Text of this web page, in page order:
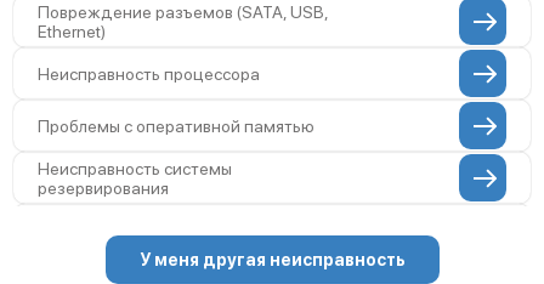
Повреждение разъемов (SATA, USB,
Ethernet)
Неисправность процессора
Проблемы с оперативной памятью
Неисправность системы
резервирования
У меня другая неисправность